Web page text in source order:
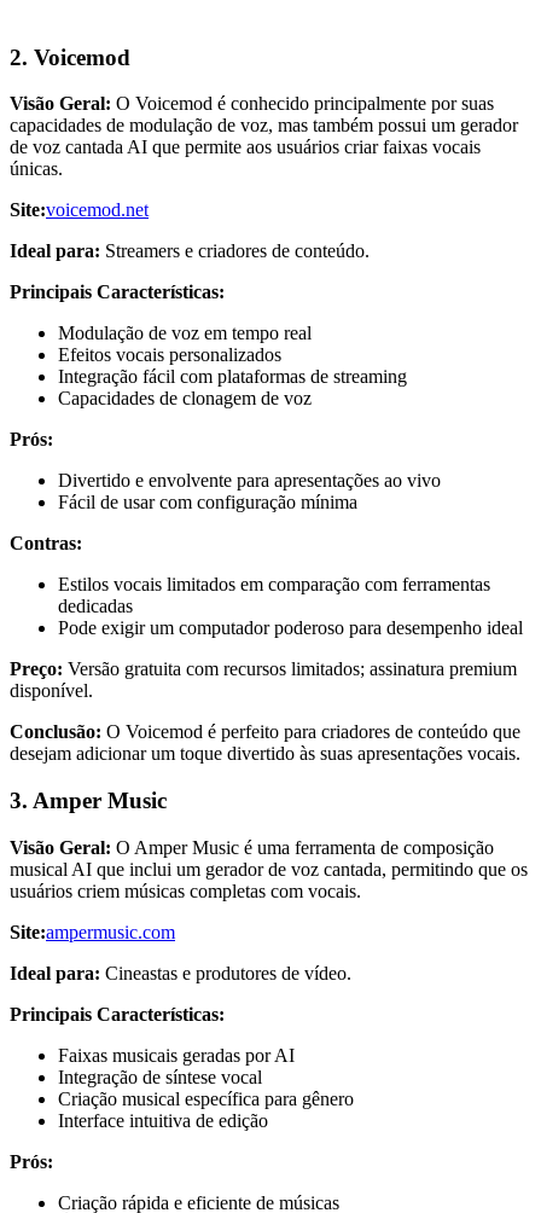
2. Voicemod
Visão Geral: O Voicemod é conhecido principalmente por suas
capacidades de modulação de voz, mas também possui um gerador
de voz cantada AI que permite aos usuários criar faixas vocais
únicas.
Site:voicemod.net
Ideal para: Streamers e criadores de conteúdo.
Principais Características:
Modulação de voz em tempo real
Efeitos vocais personalizados
Integração fácil com plataformas de streaming
Capacidades de clonagem de voz
Prós:
Divertido e envolvente para apresentações ao vivo
Fácil de usar com configuração mínima
Contras:
Estilos vocais limitados em comparação com ferramentas
dedicadas
Pode exigir um computador poderoso para desempenho ideal
Preço: Versão gratuita com recursos limitados; assinatura premium
disponível.
Conclusão: O Voicemod é perfeito para criadores de conteúdo que
desejam adicionar um toque divertido às suas apresentações vocais.
3. Amper Music
Visão Geral: O Amper Music é uma ferramenta de composição
musical AI que inclui um gerador de voz cantada, permitindo que os
usuários criem músicas completas com vocais.
Site:ampermusic.com
Ideal para: Cineastas e produtores de vídeo.
Principais Características:
Faixas musicais geradas por AI
Integração de síntese vocal
Criação musical específica para gênero
Interface intuitiva de edição
Prós:
Criação rápida e eficiente de músicas